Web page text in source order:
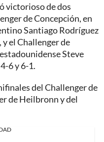
victorioso de dos
de Concepción, en
Santiago Rodríguez
y el Challenger de
Steve
6 y 6-1.
del Challenger de
de Heilbronn y del